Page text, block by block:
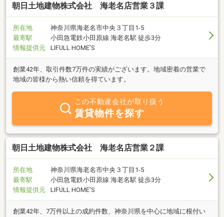
朝日土地建物株式会社 海老名店営業３課
所在地
神奈川県海老名市中央３丁目1-5
最寄駅
小田急電鉄小田原線 海老名駅 徒歩3分
情報提供元
LIFULL HOME'S
創業42年、取引件数7万件の実績がございます。地域密着の営業で
地域の皆様から熱い信頼を得ています。
この不動産会社が取り扱う
賃貸物件を探す
朝日土地建物株式会社 海老名店営業２課
所在地
神奈川県海老名市中央３丁目1-5
最寄駅
小田急電鉄小田原線 海老名駅 徒歩3分
情報提供元
LIFULL HOME'S
創業42年、7万件以上の成約件数、神奈川県を中心に地域に根付い